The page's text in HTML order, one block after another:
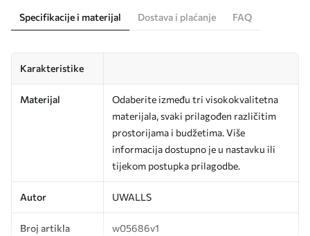
Specifikacije i materijal Dostava i plaćanje FAQ
Karakteristike
Materijal
Odaberite između tri visokokvalitetna
materijala, svaki prilagođen različitim
prostorijama i budžetima. Više
informacija dostupno je u nastavku ili
tijekom postupka prilagodbe.
Autor UWALLS
Broj artikla w05686v1